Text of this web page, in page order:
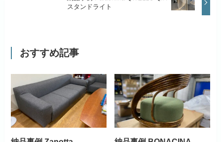
スタンドライト
おすすめ記事